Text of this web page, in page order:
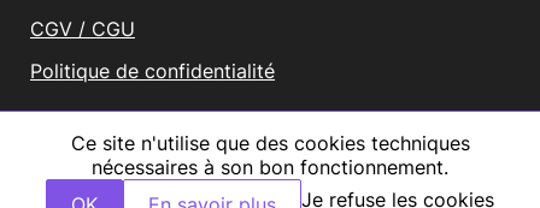
Ce site n'utilise que des cookies techniques
nécessaires à son bon fonctionnement.
Je refuse les cookies
CGV / CGU
Politique de confidentialité
Vous représentez une mairie ?
Tous droits réservés RDV360